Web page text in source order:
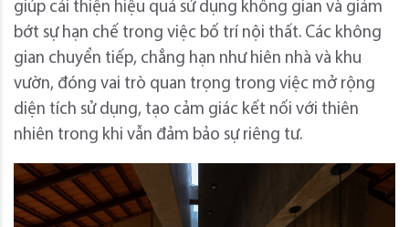
giúp cải thiện hiệu quả sử dụng không gian và giảm
bớt sự hạn chế trong việc bố trí nội thất. Các không
gian chuyển tiếp, chẳng hạn như hiên nhà và khu
vườn, đóng vai trò quan trọng trong việc mở rộng
diện tích sử dụng, tạo cảm giác kết nối với thiên
nhiên trong khi vẫn đảm bảo sự riêng tư.